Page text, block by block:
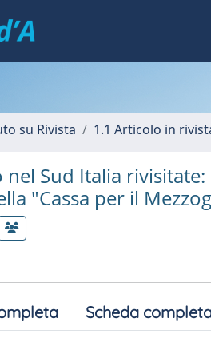
su Rivista 1.1 Articolo in
Sud Italia
"Cassa per il
Scheda